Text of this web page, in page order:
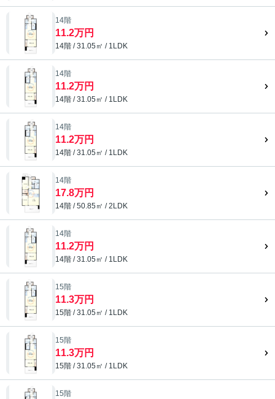
14階
11.2万円
14階 / 31.05㎡ / 1LDK
14階
11.2万円
14階 / 31.05㎡ / 1LDK
14階
11.2万円
14階 / 31.05㎡ / 1LDK
14階
17.8万円
14階 / 50.85㎡ / 2LDK
14階
11.2万円
14階 / 31.05㎡ / 1LDK
15階
11.3万円
15階 / 31.05㎡ / 1LDK
15階
11.3万円
15階 / 31.05㎡ / 1LDK
15階